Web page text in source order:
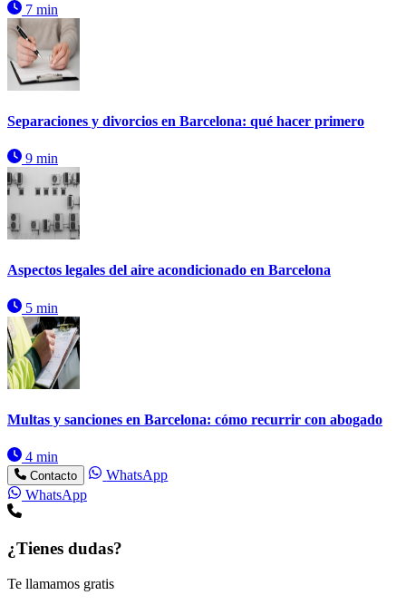
7 min
Separaciones y divorcios en Barcelona: qué hacer primero
9 min
Aspectos legales del aire acondicionado en Barcelona
5 min
Multas y sanciones en Barcelona: cómo recurrir con abogado
4 min
Contacto
WhatsApp
WhatsApp
¿Tienes dudas?
Te llamamos gratis